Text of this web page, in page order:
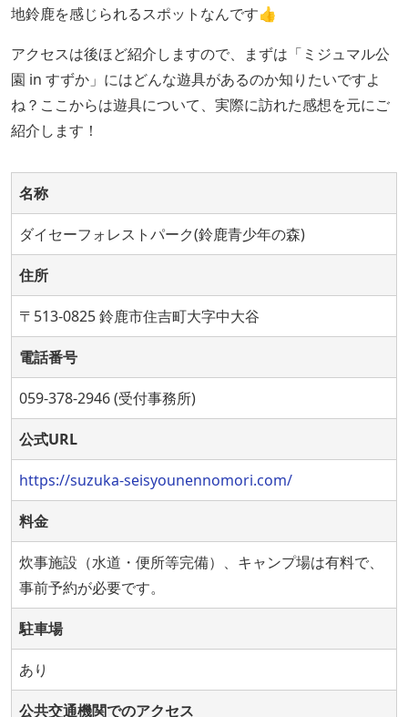
地鈴鹿を感じられるスポットなんです👍
アクセスは後ほど紹介しますので、まずは「ミジュマル公
園 in すずか」にはどんな遊具があるのか知りたいですよ
ね？ここからは遊具について、実際に訪れた感想を元にご
紹介します！
名称
ダイセーフォレストパーク(鈴鹿青少年の森)
住所
〒513-0825 鈴鹿市住吉町大字中大谷
電話番号
059-378-2946 (受付事務所)
公式URL
https://suzuka-seisyounennomori.com/
料金
炊事施設（水道・便所等完備）、キャンプ場は有料で、
事前予約が必要です。
駐車場
あり
公共交通機関でのアクセス